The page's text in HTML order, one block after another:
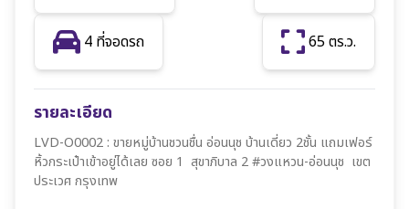
4 ที่จอดรถ 65 ตร.ว.
รายละเอียด
LVD-O0002 : ขายหมู่บ้านชวนชื่น อ่อนนุช บ้านเดี่ยว 2ชั้น แถมเฟอร์
หิ้วกระเป๋าเข้าอยู่ได้เลย ซอย 1 สุขาภิบาล 2 #วงแหวน-อ่อนนุช เขต
ประเวศ กรุงเทพ